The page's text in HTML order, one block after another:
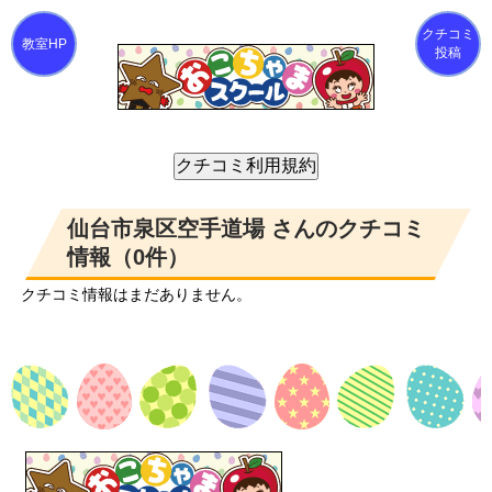
クチコミ
投稿
仙台市泉区空手道場 さんのクチコミ
情報（0件）
クチコミ情報はまだありません。